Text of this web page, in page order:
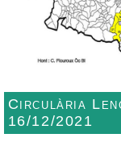
Circulària
16/12/2021